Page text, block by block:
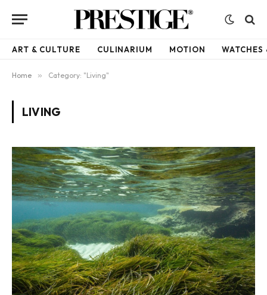
ART & CULTURE CULINARIUM MOTION WATCHES
Home » Category: "Living"
LIVING